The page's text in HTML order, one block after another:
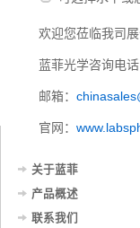
欢迎您莅临我司展
蓝菲光学咨询电
邮箱：
官网：
关于蓝菲
产品概述
联系我们